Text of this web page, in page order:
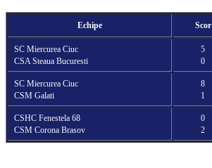
Echipe Scor
SC Miercurea Ciuc
CSA Steaua Bucuresti
5
0
SC Miercurea Ciuc
CSM Galati
8
1
CSHC Fenestela 68
CSM Corona Brasov
0
2